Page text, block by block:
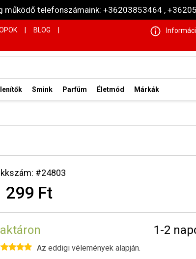
működő telefonszámaink: +36203853464 ,
BLOG
Smink Parfüm Életmód Márkák
#24803
299 Ft
1-2
Az eddigi vélemények alapján.